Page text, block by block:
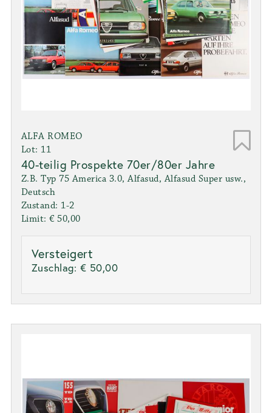
ALFA ROMEO
Lot: 11
40-teilig Prospekte 70er/80er Jahre
Z.B. Typ 75 America 3.0, Alfasud, Alfasud Super usw.,
Deutsch
Zustand: 1-2
Limit: € 50,00
Versteigert
Zuschlag: € 50,00